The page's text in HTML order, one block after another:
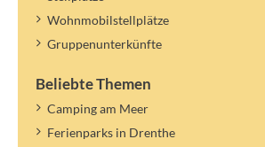
Wohnmobilstellplätze
Gruppenunterkünfte
Beliebte Themen
Camping am Meer
Ferienparks in Drenthe